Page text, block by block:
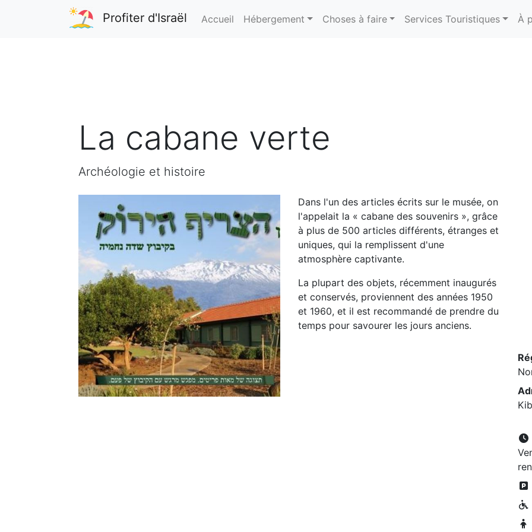
Profiter d'Israël Accueil Hébergement Choses à faire Services Touristiques À
La cabane verte
Archéologie et histoire
Dans l'un des articles écrits sur le musée, on
l'appelait la « cabane des souvenirs », grâce
à plus de 500 articles différents, étranges et
uniques, qui la remplissent d'une
atmosphère captivante.
La plupart des objets, récemment inaugurés
et conservés, proviennent des années 1950
et 1960, et il est recommandé de prendre du
temps pour savourer les jours anciens.